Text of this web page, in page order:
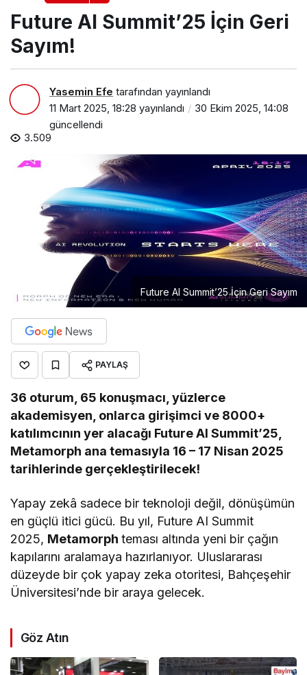
Future AI Summit’25 İçin Geri
Sayım!
Yasemin Efe tarafından yayınlandı
11 Mart 2025, 18:28 yayınlandı
30 Ekim 2025, 14:08
güncellendi
3.509
Future AI Summit’25 İçin Geri Sayım
PAYLAŞ
36 oturum, 65 konuşmacı, yüzlerce
akademisyen, onlarca girişimci ve 8000+
katılımcının yer alacağı Future AI Summit’25,
Metamorph ana temasıyla 16 – 17 Nisan 2025
tarihlerinde gerçekleştirilecek!
Yapay zekâ sadece bir teknoloji değil, dönüşümün
en güçlü itici gücü. Bu yıl, Future AI Summit
2025, Metamorphteması altında yeni bir çağın
kapılarını aralamaya hazırlanıyor. Uluslararası
düzeyde bir çok yapay zeka otoritesi, Bahçeşehir
Üniversitesi’nde bir araya gelecek.
Göz Atın